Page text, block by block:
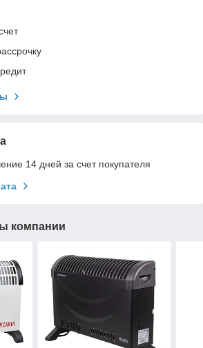
14 дней за счет покупателя
компании